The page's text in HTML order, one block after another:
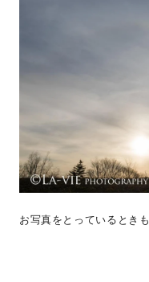
お写真をとっているときも